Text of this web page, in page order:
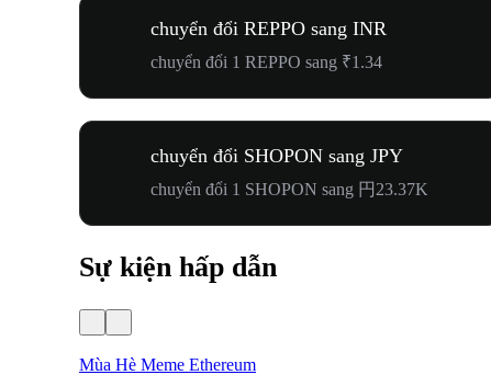
chuyển đổi REPPO sang INR
chuyển đổi 1 REPPO sang ₹1.34
chuyển đổi SHOPON sang JPY
chuyển đổi 1 SHOPON sang 円23.37K
Sự kiện hấp dẫn
Mùa Hè Meme Ethereum